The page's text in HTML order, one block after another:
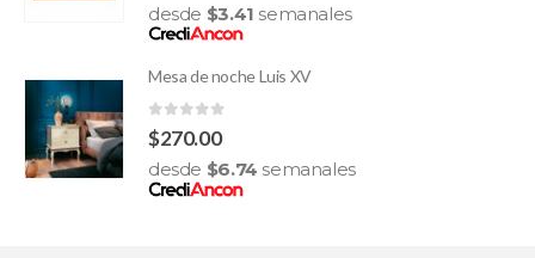
desde $3.41 semanales
Mesa de noche Luis XV
0
$270.00
desde $6.74 semanales